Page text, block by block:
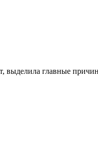
выделила главные